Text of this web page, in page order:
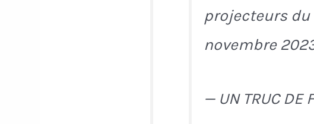
projecteurs du
novembre
— UN TRUC